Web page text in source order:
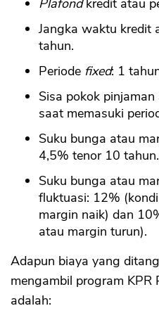
Jangka waktu kredit
tahun.
Periode fixed: 1
Sisa pokok
saat memasuki
Suku bunga atau
4,5% tenor 10 tahun.
Suku bunga atau
fluktuasi: 12%
margin naik) dan
atau margin turun).
Adapun biaya yang
mengambil program KPR
adalah: